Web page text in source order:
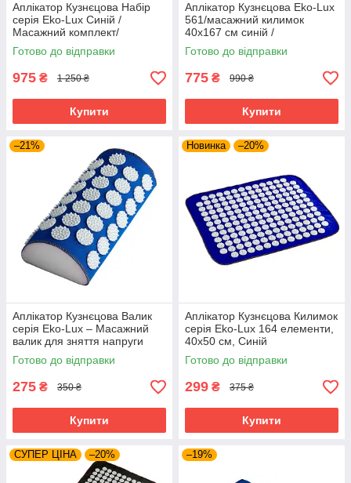
Аплікатор Кузнєцова Набір
серія Eko-Lux Синій /
Масажний комплект/
Готово до відправки
975 ₴ 1 250 ₴
Купити
Аплікатор Кузнєцова Eko-Lux
561/масажний килимок
40x167 см синій /
Готово до відправки
775 ₴ 990 ₴
Купити
–21%
Аплікатор Кузнєцова Валик
серія Eko-Lux – Масажний
валик для зняття напруги
Готово до відправки
275 ₴ 350 ₴
Купити
Новинка –20%
Аплікатор Кузнєцова Килимок
серія Eko-Lux 164 елементи,
40x50 см, Синій
Готово до відправки
299 ₴ 375 ₴
Купити
СУПЕР ЦІНА –20% –19%